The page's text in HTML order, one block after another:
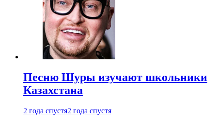
Песню Шуры изучают школьники
Казахстана
2 года спустя2 года спустя